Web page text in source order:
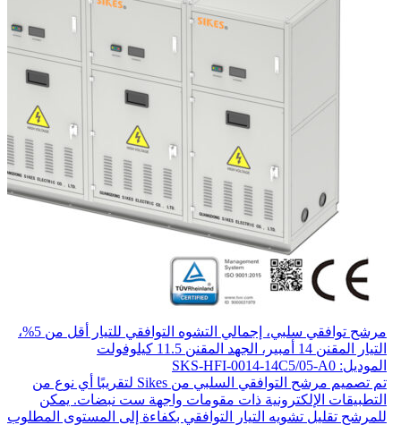
مرشح توافقي سلبي، إجمالي التشوه التوافقي للتيار أقل من 5%،
التيار المقنن 14 أمبير، الجهد المقنن 11.5 كيلوفولت
الموديل: SKS-HFI-0014-14C5/05-A0
تم تصميم مرشح التوافقي السلبي من Sikes لتقريبًا أي نوع من
التطبيقات الإلكترونية ذات مقومات واجهة ست نبضات. يمكن
للمرشح تقليل تشويه التيار التوافقي بكفاءة إلى المستوى المطلوب.